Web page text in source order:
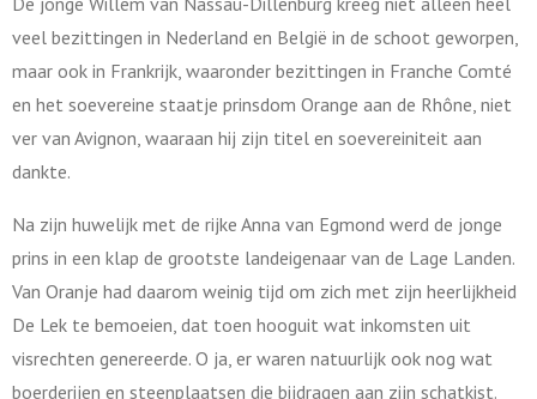
veel bezittingen in Nederland en België in de schoot geworpen,
maar ook in Frankrijk, waaronder bezittingen in Franche Comté
en het soevereine staatje prinsdom Orange aan de Rhône, niet
ver van Avignon, waaraan hij zijn titel en soevereiniteit aan
dankte.
Na zijn huwelijk met de rijke Anna van Egmond werd de jonge
prins in een klap de grootste landeigenaar van de Lage Landen.
Van Oranje had daarom weinig tijd om zich met zijn heerlijkheid
De Lek te bemoeien, dat toen hooguit wat inkomsten uit
visrechten genereerde. O ja, er waren natuurlijk ook nog wat
boerderijen en steenplaatsen die bijdragen aan zijn schatkist.